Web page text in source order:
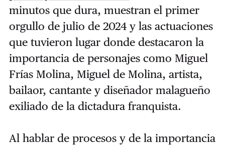
minutos que dura, muestran el primer
orgullo de julio de 2024 y las actuaciones
que tuvieron lugar donde destacaron la
importancia de personajes como Miguel
Frías Molina, Miguel de Molina, artista,
bailaor, cantante y diseñador malagueño
exiliado de la dictadura franquista.
Al hablar de procesos y de la importancia